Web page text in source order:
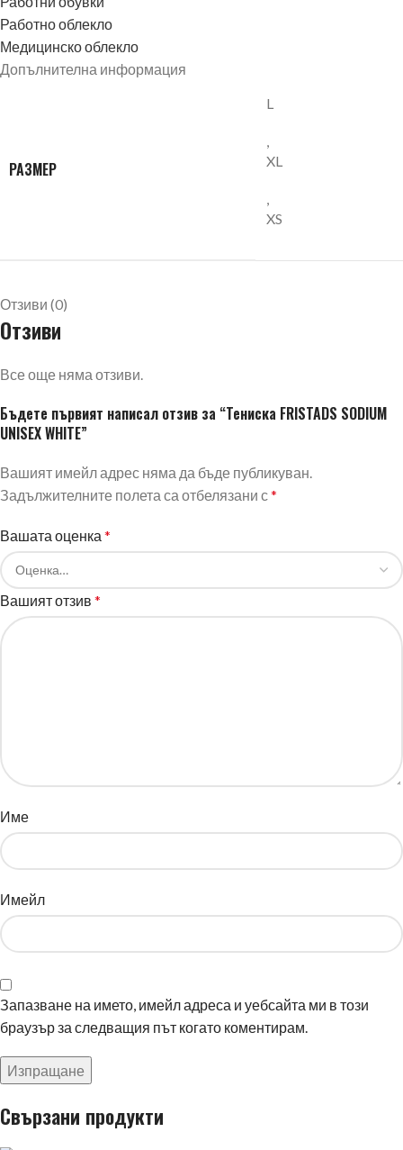
Работно облекло
Медицинско облекло
Допълнителна информация
РАЗМЕР
L
,
XL
,
XS
Отзиви (0)
Отзиви
Все още няма отзиви.
Бъдете първият написал отзив за “Тениска FRISTADS SODIUM
UNISEX WHITE”
Вашият имейл адрес няма да бъде публикуван.
Задължителните полета са отбелязани с*
Вашата оценка *
Вашият отзив *
Име
Имейл
Запазване на името, имейл адреса и уебсайта ми в този
браузър за следващия път когато коментирам.
Свързани продукти